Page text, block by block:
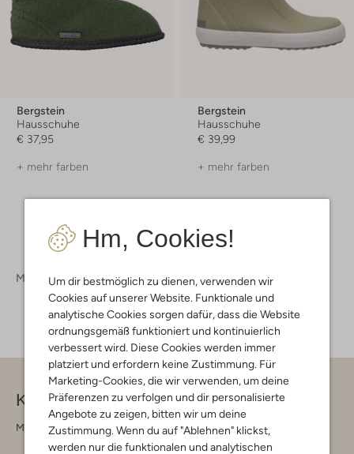
Hm, Cookies!
Um dir bestmöglich zu dienen, verwenden wir
Cookies auf unserer Website. Funktionale und
analytische Cookies sorgen dafür, dass die Website
ordnungsgemäß funktioniert und kontinuierlich
verbessert wird. Diese Cookies werden immer
platziert und erfordern keine Zustimmung. Für
Marketing-Cookies, die wir verwenden, um deine
Präferenzen zu verfolgen und dir personalisierte
Angebote zu zeigen, bitten wir um deine
Zustimmung. Wenn du auf "Ablehnen" klickst,
werden nur die funktionalen und analytischen
Bergstein
Hausschuhe
€ 37,95
+ mehr farben
Bergstein
Hausschuhe
€ 39,99
+ mehr farben
Mädchen Schuhe Hausschuhe
Kontakt
Montag - Freitag 09:00 - 17:00 uur